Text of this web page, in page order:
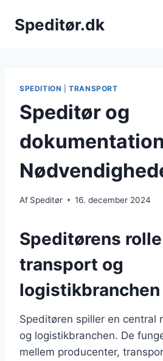
Speditør.dk
SPEDITION |TRANSPORT
Speditør og
Af Speditør 16. december 2024
Speditørens
transport og
logistikbranchen
Speditøren spiller en central
og logistikbranchen. De
mellem producenter,